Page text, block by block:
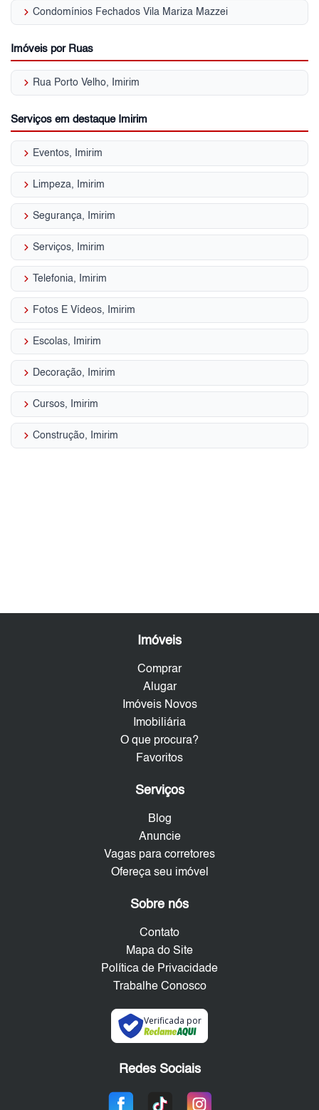
keyboard_arrow_right Condomínios Fechados Vila Mariza Mazzei
Imóveis por Ruas
keyboard_arrow_right Rua Porto Velho, Imirim
Serviços em destaque Imirim
keyboard_arrow_right Eventos, Imirim
keyboard_arrow_right Limpeza, Imirim
keyboard_arrow_right Segurança, Imirim
keyboard_arrow_right Serviços, Imirim
keyboard_arrow_right Telefonia, Imirim
keyboard_arrow_right Fotos E Vídeos, Imirim
keyboard_arrow_right Escolas, Imirim
keyboard_arrow_right Decoração, Imirim
keyboard_arrow_right Cursos, Imirim
keyboard_arrow_right Construção, Imirim
Imóveis
Comprar
Alugar
Imóveis Novos
Imobiliária
O que procura?
Favoritos
Serviços
Blog
Anuncie
Vagas para corretores
Ofereça seu imóvel
Sobre nós
Contato
Mapa do Site
Política de Privacidade
Trabalhe Conosco
Verificada por
Redes Sociais